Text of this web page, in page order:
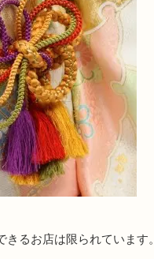
るお店は限られています。